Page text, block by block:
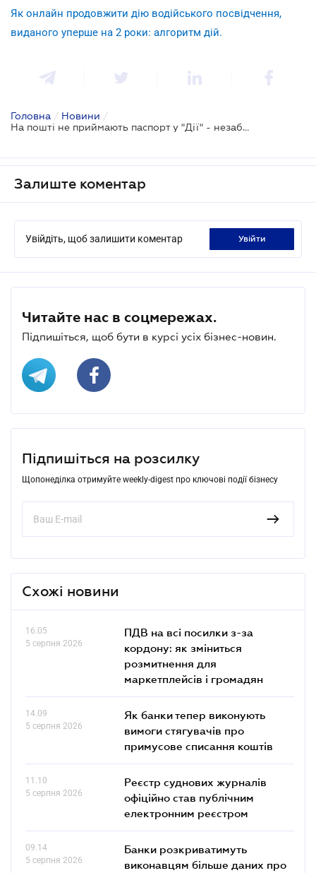
Як онлайн продовжити дію водійського посвідчення,
виданого уперше на 2 роки: алгоритм дій.
Головна / Новини /
На пошті не приймають паспорт у "Дії" - незабаром такої проблеми не буде
Залиште коментар
Увійдіть, щоб залишити коментар увійти
Читайте нас в соцмережах.
Підпишіться, щоб бути в курсі усіх бізнес-новин.
Підпишіться на розсилку
Щопонеділка отримуйте weekly-digest про ключові події бізнесу
Схожі новини
16.05
5 серпня 2026
ПДВ на всі посилки з-за
кордону: як зміниться
розмитнення для
маркетплейсів і громадян
14.09
5 серпня 2026
Як банки тепер виконують
вимоги стягувачів про
примусове списання коштів
11.10
5 серпня 2026
Реєстр суднових журналів
офіційно став публічним
електронним реєстром
09.14
5 серпня 2026
Банки розкриватимуть
виконавцям більше даних про